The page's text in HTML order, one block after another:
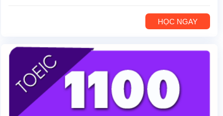
HỌC NGAY